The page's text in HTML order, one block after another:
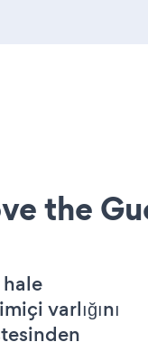
the
varlığını